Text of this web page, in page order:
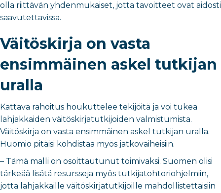
olla riittävän yhdenmukaiset, jotta tavoitteet ovat aidosti
saavutettavissa.
Väitöskirja on vasta
ensimmäinen askel tutkijan
uralla
Kattava rahoitus houkuttelee tekijöitä ja voi tukea
lahjakkaiden väitöskirjatutkijoiden valmistumista.
Väitöskirja on vasta ensimmäinen askel tutkijan uralla.
Huomio pitäisi kohdistaa myös jatkovaiheisiin.
– Tämä malli on osoittautunut toimivaksi. Suomen olisi
tärkeää lisätä resursseja myös tutkijatohtoriohjelmiin,
jotta lahjakkaille väitöskirjatutkijoille mahdollistettaisiin